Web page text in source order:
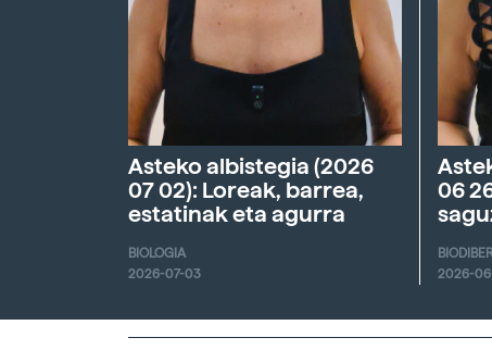
Asteko albistegia (2026
07 02): Loreak, barrea,
estatinak eta agurra
BIOLOGIA
2026-07-03
06
2026-